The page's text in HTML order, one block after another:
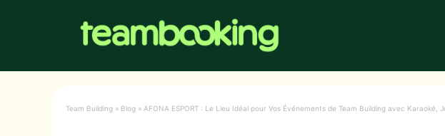
Team Building » Blog » AFONA ESPORT : Le Lieu Idéal pour Vos Événements de Team Building avec Karaoké,